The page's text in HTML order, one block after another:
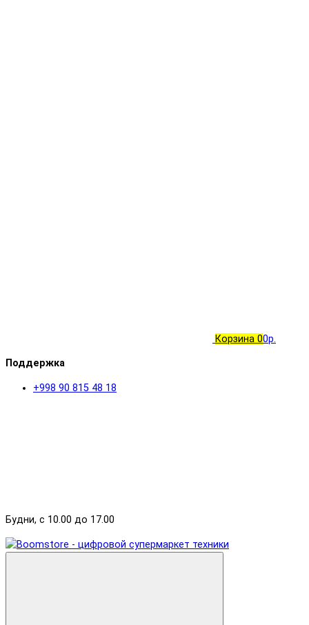
Корзина 00р.
Поддержка
+998 90 815 48 18
Будни, с 10.00 до 17.00